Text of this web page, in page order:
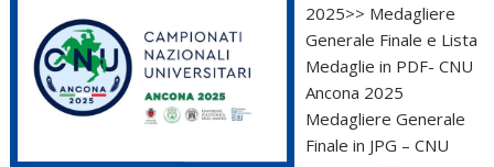
2025>> Medagliere
Generale Finale e Lista
Medaglie in PDF- CNU
Ancona 2025
Medagliere Generale
Finale in JPG – CNU